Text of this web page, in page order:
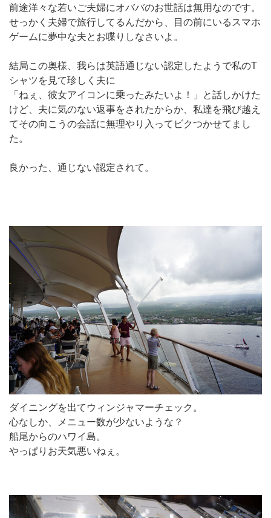
前途洋々な若いご夫婦にオババのお世話は無用なのです。
せっかく夫婦で旅行してるんだから、目の前にいるスマホ
ゲームに夢中な夫とお喋りしなさいよ。
結局この奥様、我らは英語通じない認定したようで私のT
シャツを見て珍しく夫に
「ねぇ、彼女アイコンに乗ったみたいよ！」と話しかけた
けど、夫に気のない返事をされたからか、私達を飛び越え
てその向こうの会話に無理やり入ってビクつかせてまし
た。
良かった、通じない認定されて。
ダイニングを出てウィンジャマーチェック。
心なしか、メニュー数が少ないような？
船尾からのハワイ島。
やっぱりお天気悪いねぇ。